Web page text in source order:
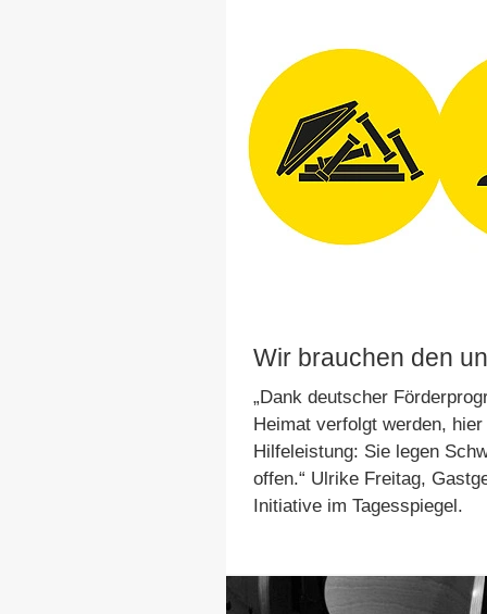
Wir brauchen den
„Dank deutscher
Heimat verfolgt werden,
Hilfeleistung: Sie legen
offen.“ Ulrike Freitag,
Initiative im Tagesspiegel.